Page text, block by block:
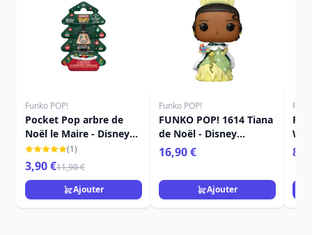
Funko POP!
Pocket Pop arbre de
Noël le Maire - Disney
L'étrange Noël De
Monsieur Jack
(1)
3,90 €11,90 €
Ajouter
Funko POP!
FUNKO POP! 1614 Tiana
de Noël - Disney
Princess
16,90 €
Ajouter